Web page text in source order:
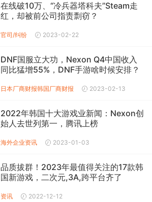
在线破10万、“冷兵器塔科夫”Steam走
红，却被前公司指责剽窃？
官司/纠纷 2023-02-22
DNF国服立大功，Nexon Q4中国收入
同比猛增55%，DNF手游啥时候安排？
日本厂商财报韩国厂商财报 2023-02-13
2022年韩国十大游戏业新闻：Nexon创
始人去世列第一，腾讯上榜
海外企业资讯 2023-01-03
品质拔群！2023年最值得关注的17款韩
国新游戏，二次元,3A,跨平台齐了
资讯 2022-12-12